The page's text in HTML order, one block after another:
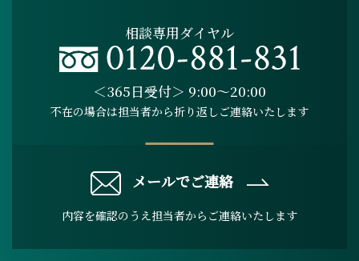
相談専用ダイヤル
＜365日受付＞ 9:00～20:00
不在の場合は担当者から折り返しご連絡いたします
メールでご連絡
内容を確認のうえ担当者からご連絡いたします